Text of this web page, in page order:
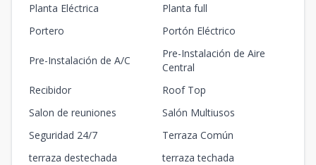
Planta Eléctrica
Planta full
Portero
Portón Eléctrico
Pre-Instalación de A/C
Pre-Instalación de Aire
Central
Recibidor
Roof Top
Salon de reuniones
Salón Multiusos
Seguridad 24/7
Terraza Común
terraza destechada
terraza techada